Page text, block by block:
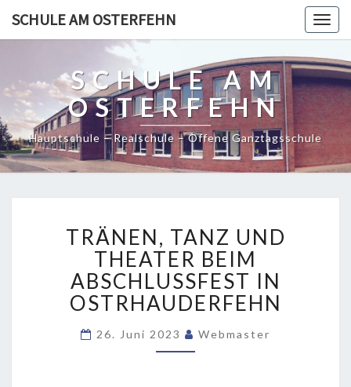
SCHULE AM OSTERFEHN
SCHULE AM
OSTERFEHN
Hauptschule – Realschule – Offene Ganztagsschule
TANZ
UND
THEATER
BEIM
ABSCHLUSSFEST
OSTRHAUDERFEHN
TRÄNEN, TANZ UND
THEATER BEIM
ABSCHLUSSFEST IN
OSTRHAUDERFEHN
26. Juni 2023 Webmaster